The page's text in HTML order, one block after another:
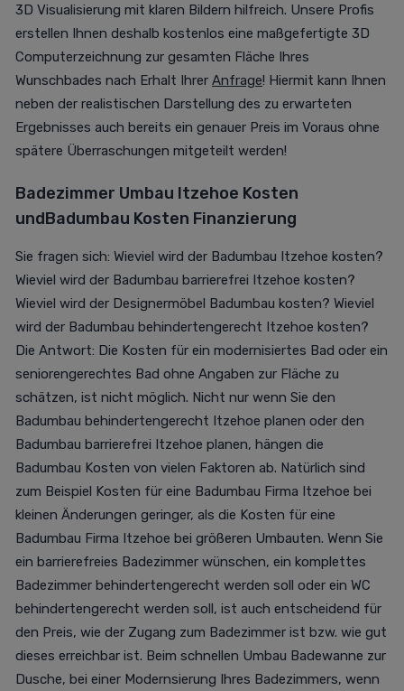
3D Visualisierung mit klaren Bildern hilfreich. Unsere Profis
erstellen Ihnen deshalb kostenlos eine maßgefertigte 3D
Computerzeichnung zur gesamten Fläche Ihres
Wunschbades nach Erhalt Ihrer Anfrage! Hiermit kann Ihnen
neben der realistischen Darstellung des zu erwarteten
Ergebnisses auch bereits ein genauer Preis im Voraus ohne
spätere Überraschungen mitgeteilt werden!
Badezimmer Umbau Itzehoe Kosten
undBadumbau Kosten Finanzierung
Sie fragen sich: Wieviel wird der Badumbau Itzehoe kosten?
Wieviel wird der Badumbau barrierefrei Itzehoe kosten?
Wieviel wird der Designermöbel Badumbau kosten? Wieviel
wird der Badumbau behindertengerecht Itzehoe kosten?
Die Antwort: Die Kosten für ein modernisiertes Bad oder ein
seniorengerechtes Bad ohne Angaben zur Fläche zu
schätzen, ist nicht möglich. Nicht nur wenn Sie den
Badumbau behindertengerecht Itzehoe planen oder den
Badumbau barrierefrei Itzehoe planen, hängen die
Badumbau Kosten von vielen Faktoren ab. Natürlich sind
zum Beispiel Kosten für eine Badumbau Firma Itzehoe bei
kleinen Änderungen geringer, als die Kosten für eine
Badumbau Firma Itzehoe bei größeren Umbauten. Wenn Sie
ein barrierefreies Badezimmer wünschen, ein komplettes
Badezimmer behindertengerecht werden soll oder ein WC
behindertengerecht werden soll, ist auch entscheidend für
den Preis, wie der Zugang zum Badezimmer ist bzw. wie gut
dieses erreichbar ist. Beim schnellen Umbau Badewanne zur
Dusche, bei einer Modernsierung Ihres Badezimmers, wenn